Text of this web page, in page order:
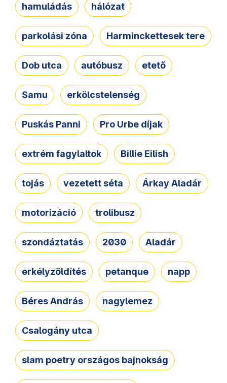
hamuládás hálózat
parkolási zóna Harminckettesek tere
Dob utca autóbusz etető
Samu erkölcstelenség
Puskás Panni Pro Urbe díjak
extrém fagylaltok Billie Eilish
tojás vezetett séta Árkay Aladár
motorizáció trolibusz
szondáztatás 2030 Aladár
erkélyzöldítés petanque napp
Béres András nagylemez
Csalogány utca
slam poetry országos bajnokság